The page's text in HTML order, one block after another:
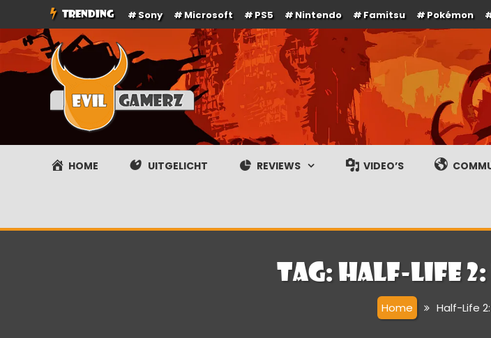
naar
de
TRENDING Sony Microsoft PS5 Nintendo Famitsu Pokémon
Evilgamerz
Het meest interessante game nieuws, reviews, coverage en gameplay streams
HOME UITGELICHT REVIEWS VIDEO’S
Tag: Half-Life
Home Half-Life